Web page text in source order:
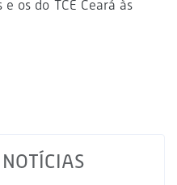
os do TCE Ceará às